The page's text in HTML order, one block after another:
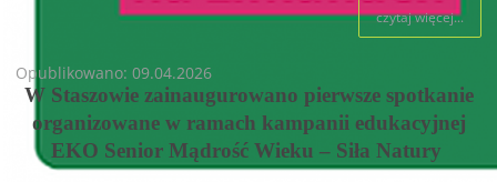
czytaj więcej...
Opublikowano: 09.04.2026
W Staszowie zainaugurowano pierwsze spotkanie
organizowane w ramach kampanii edukacyjnej
EKO Senior Mądrość Wieku – Siła Natury